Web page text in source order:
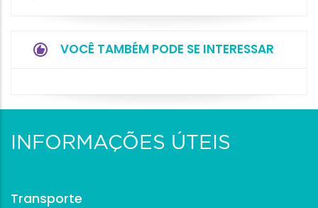
VOCÊ TAMBÉM PODE SE INTERESSAR
INFORMAÇÕES ÚTEIS
Transporte